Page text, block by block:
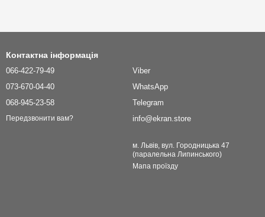
Контактна інформація
066-422-79-49
073-670-04-40
068-945-23-58
Передзвонити вам?
Viber
WhatsApp
Telegram
info@ekran.store
м. Львів, вул. Городницька 47
(паралельна Липинського)
Мапа проїзду